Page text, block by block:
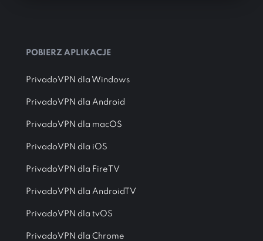
POBIERZ APLIKACJE
PrivadoVPN dla Windows
PrivadoVPN dla Android
PrivadoVPN dla macOS
PrivadoVPN dla iOS
PrivadoVPN dla FireTV
PrivadoVPN dla AndroidTV
PrivadoVPN dla tvOS
PrivadoVPN dla Chrome